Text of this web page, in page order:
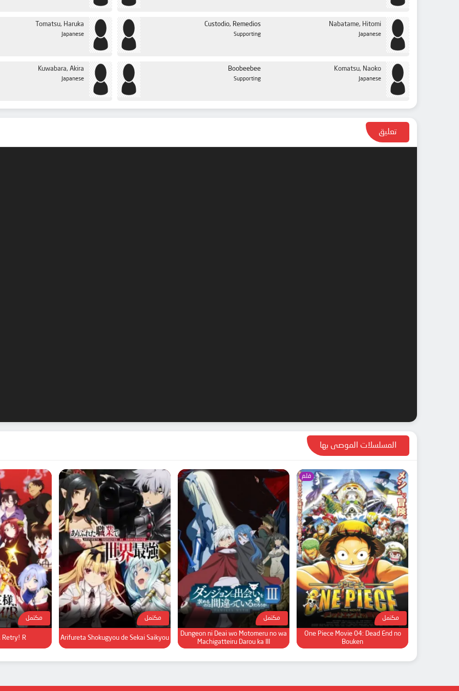
Tomatsu, Haruka
Japanese
Custodio, Remedios
Supporting
Nabatame, Hitomi
Japanese
Kuwabara, Akira
Japanese
Boobeebee
Supporting
Komatsu, Naoko
Japanese
تعليق
المسلسلات الموصى بها
فلم
مكتمل
One Piece Movie 04: Dead End no
Bouken
مكتمل
Dungeon ni Deai wo Motomeru no wa
Machigatteiru Darou ka III
مكتمل
Arifureta Shokugyou de Sekai Saikyou
مكتمل
Retry! R